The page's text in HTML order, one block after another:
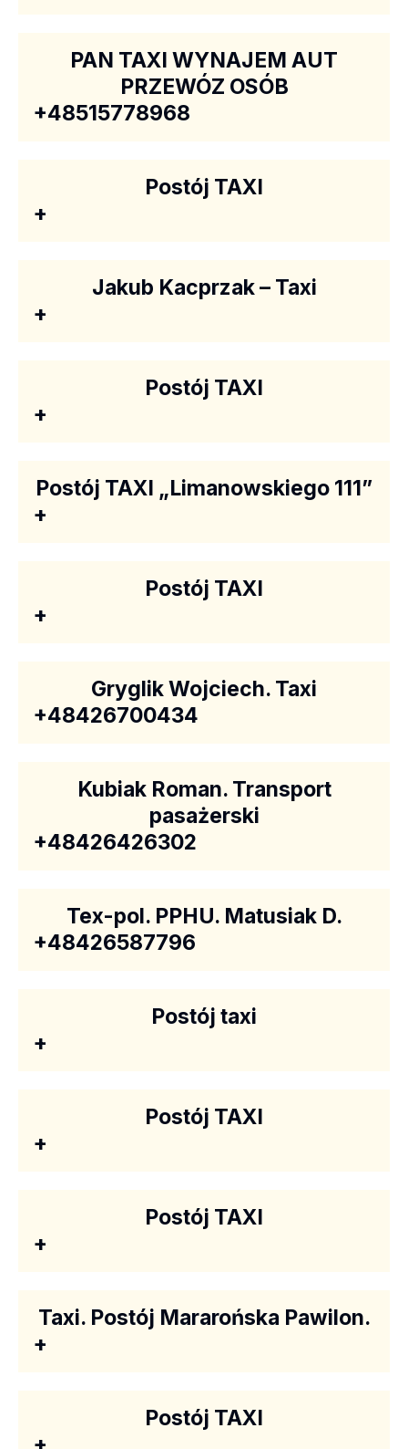
PAN TAXI WYNAJEM AUT
PRZEWÓZ OSÓB
+48515778968
Postój TAXI
+
Jakub Kacprzak – Taxi
+
Postój TAXI
+
Postój TAXI „Limanowskiego 111”
+
Postój TAXI
+
Gryglik Wojciech. Taxi
+48426700434
Kubiak Roman. Transport
pasażerski
+48426426302
Tex-pol. PPHU. Matusiak D.
+48426587796
Postój taxi
+
Postój TAXI
+
Postój TAXI
+
Taxi. Postój Mararońska Pawilon.
+
Postój TAXI